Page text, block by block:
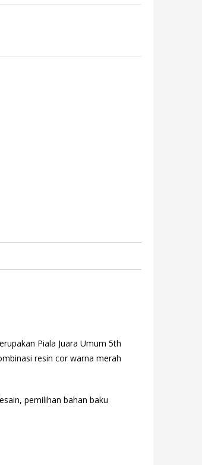
Piala Juara Umum 5th
resin cor warna merah
pemilihan bahan baku